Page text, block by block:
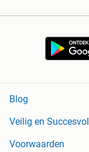
Blog
Veilig en Succesvol
Voorwaarden